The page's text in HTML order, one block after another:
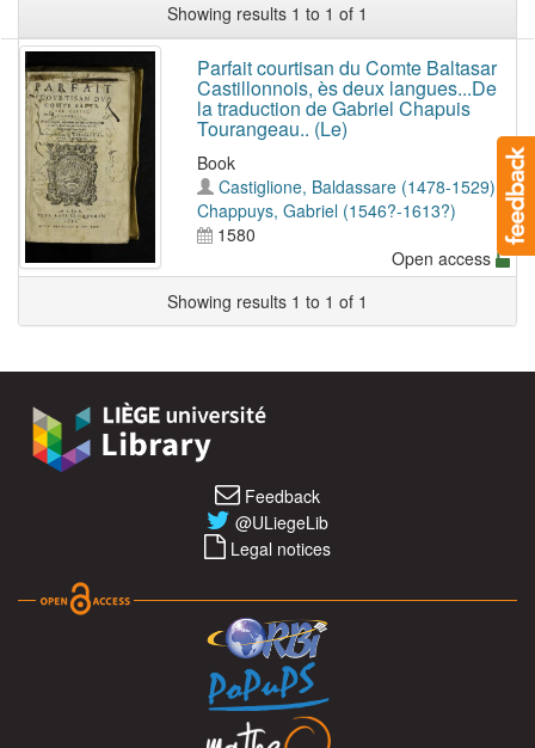
Showing results 1 to 1 of 1
Parfait courtisan du Comte Baltasar
Castillonnois, ès deux langues...De
la traduction de Gabriel Chapuis
Tourangeau.. (Le)
Book
Castiglione, Baldassare (1478-1529)
Chappuys, Gabriel (1546?-1613?)
1580
Open access
Showing results 1 to 1 of 1
Feedback
@ULiegeLib
Legal notices